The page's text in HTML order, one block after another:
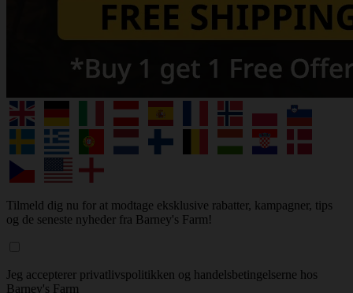
Tilmeld dig nu for at modtage eksklusive rabatter, kampagner, tips
og de seneste nyheder fra Barney's Farm!
Jeg accepterer privatlivspolitikken og handelsbetingelserne hos
Barney's Farm